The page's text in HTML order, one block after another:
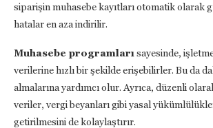
siparişin muhasebe kayıtları otomatik olarak
hatalar en aza indirilir.
Muhasebe programları sayesinde,
verilerine hızlı bir şekilde erişebilirler. Bu da
almalarına yardımcı olur. Ayrıca, düzenli
veriler, vergi beyanları gibi yasal
getirilmesini de kolaylaştırır.